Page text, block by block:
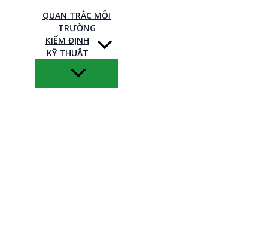
QUAN TRẮC MÔI
TRƯỜNG
KIỂM ĐỊNH
KỸ THUẬT